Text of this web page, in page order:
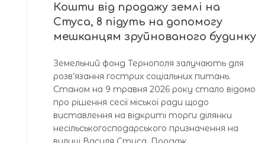
Кошти від продажу землі на
Стуса, 8 підуть на допомогу
мешканцям зруйнованого будинку
Земельний фонд Тернополя залучають для
розв’язання гострих соціальних питань.
Станом на 9 травня 2026 року стало відомо
про рішення сесії міської ради щодо
виставлення на відкриті торги ділянки
несільськогосподарського призначення на